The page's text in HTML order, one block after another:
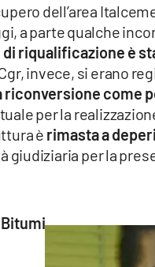
dell’area
a parte qualche
riqualificazione è
invece, si erano
riconversione come
per la
è rimasta a
giudiziaria per la
Bitumi